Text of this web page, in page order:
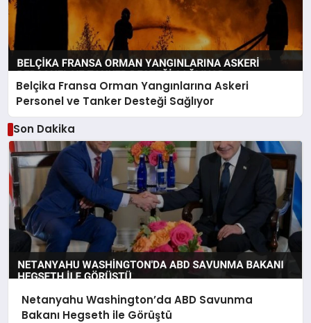
Belçika Fransa Orman Yangınlarına Askeri
Personel ve Tanker Desteği Sağlıyor
Son Dakika
Netanyahu Washington’da ABD Savunma
Bakanı Hegseth ile Görüştü